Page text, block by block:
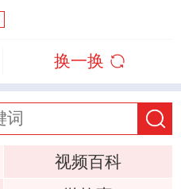
换一换
视频百科